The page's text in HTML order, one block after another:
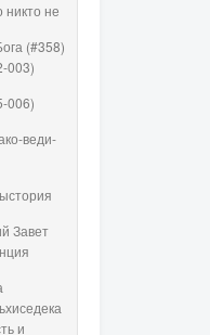
никто не
(#358)
003)
006)
веди-
Завет
и